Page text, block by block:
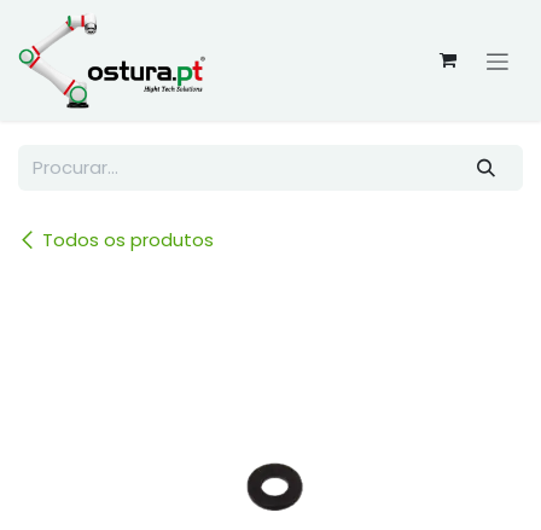
Skip to Content
Todos os produtos